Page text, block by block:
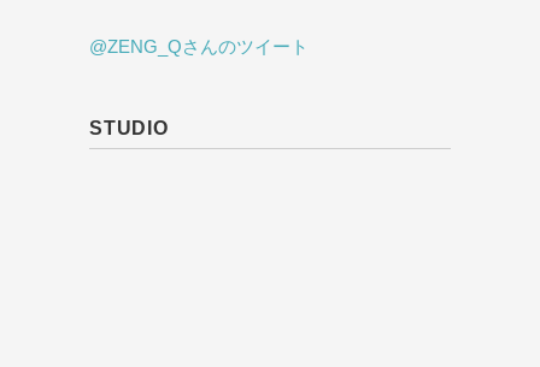
@ZENG_Qさんのツイート
STUDIO